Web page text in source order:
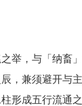
举，与「纳畜
，兼须避开与
形成五行流通